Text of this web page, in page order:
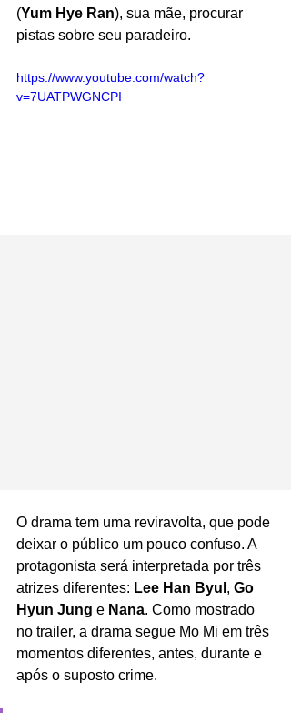
(Yum Hye Ran), sua mãe, procurar
pistas sobre seu paradeiro.
https://www.youtube.com/watch?
v=7UATPWGNCPI
O drama tem uma reviravolta, que pode
deixar o público um pouco confuso. A
protagonista será interpretada por três
atrizes diferentes: Lee Han Byul , Go
Hyun Jung e Nana. Como mostrado
no trailer, a drama segue Mo Mi em três
momentos diferentes, antes, durante e
após o suposto crime.